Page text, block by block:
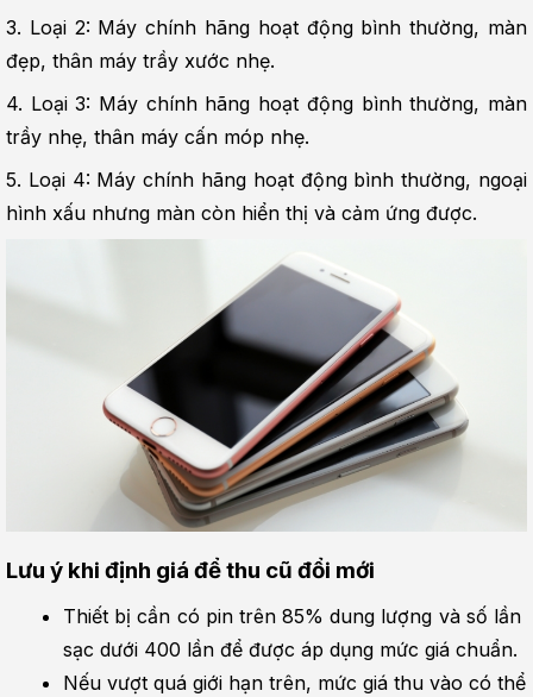
3. Loại 2: Máy chính hãng hoạt động bình thường, màn
đẹp, thân máy trầy xước nhẹ.
4. Loại 3: Máy chính hãng hoạt động bình thường, màn
trầy nhẹ, thân máy cấn móp nhẹ.
5. Loại 4: Máy chính hãng hoạt động bình thường, ngoại
hình xấu nhưng màn còn hiển thị và cảm ứng được.
Lưu ý khi định giá để thu cũ đổi mới
Thiết bị cần có pin trên 85% dung lượng và số lần
sạc dưới 400 lần để được áp dụng mức giá chuẩn.
Nếu vượt quá giới hạn trên, mức giá thu vào có thể